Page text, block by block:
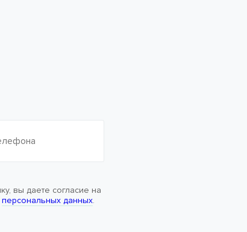
вы даете согласие на
персональных данных.